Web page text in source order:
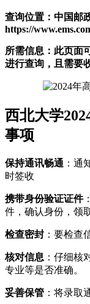
查询位置：中国邮
https://
所需信息：此页面
进行查询，且需要
西北大学
事项
保持通讯畅通 ：通
时签收
携带身份验证证件
件，确认身份，领
检查密封 ：要检查
核对信息 ：仔细核
专业等是否准确。
妥善保管 ：将录取